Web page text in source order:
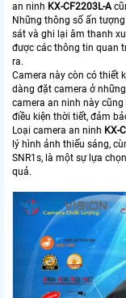
an ninh KX-CF2203L-A
Những thông số ấn
sát và ghi lại âm thanh
được các thông tin quan
ra.
Camera này còn có thiết
dàng đặt camera ở
camera an ninh này
điều kiện thời tiết, đảm
Loại camera an ninh KX-
lý hình ảnh thiếu sáng,
SNR1s, là một sự lựa
quả.